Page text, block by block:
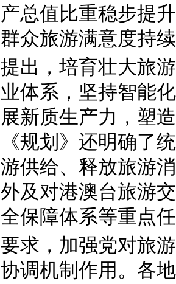
总值比重稳步提
众旅游满意度持
提出，培育壮大旅
体系，坚持智能
新质生产力，塑
规划》还明确了
供给、释放旅游
及对港澳台旅游
保障体系等重点
要求，加强党对旅
调机制作用。各